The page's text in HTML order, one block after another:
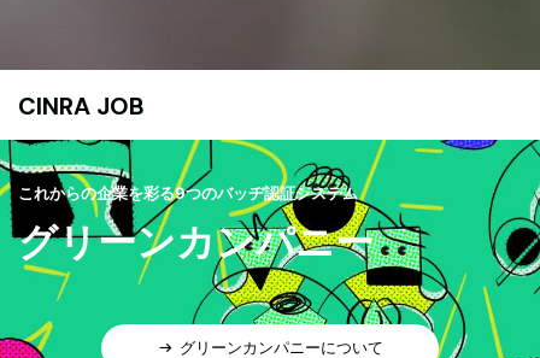
CINRA JOB
これからの企業を彩る9つのバッヂ認証システム
グリーンカンパニー
グリーンカンパニーについて